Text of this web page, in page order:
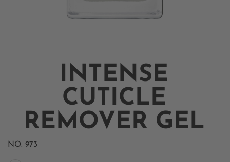
INTENSE
CUTICLE
REMOVER GEL
NO. 973